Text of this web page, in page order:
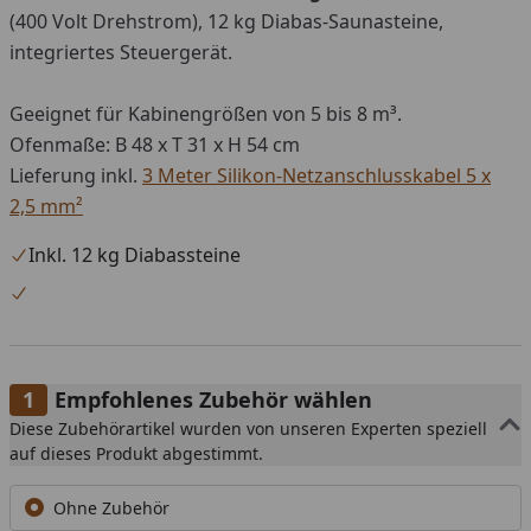
(400 Volt Drehstrom), 12 kg Diabas-Saunasteine,
integriertes Steuergerät.
Geeignet für Kabinengrößen von 5 bis 8 m³.
Ofenmaße: B 48 x T 31 x H 54 cm
Lieferung inkl. 3 Meter Silikon-Netzanschlusskabel 5 x
2,5 mm²
Inkl. 12 kg Diabassteine
Empfohlenes Zubehör wählen
Diese Zubehörartikel wurden von unseren Experten speziell
auf dieses Produkt abgestimmt.
Ohne Zubehör